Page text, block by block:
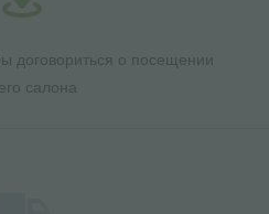
договориться о посещении
салона